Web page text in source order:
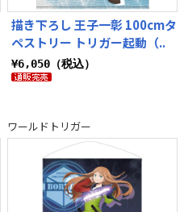
描き下ろし 王子一彰 100cmタ
ペストリー トリガー起動（..
¥6,050（税込）
ワールドトリガー